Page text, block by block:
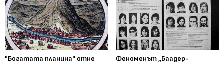
"Богатата планина" отне
Феноменът „Баадер-